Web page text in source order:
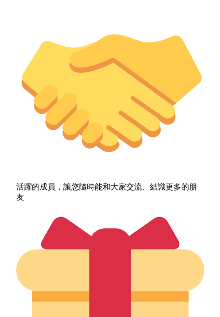
活躍的成員，讓您隨時能和大家交流、結識更多的朋
友